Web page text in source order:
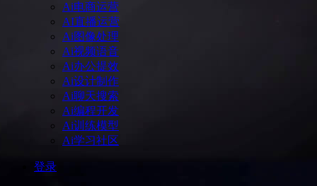
Ai电商运营
AI直播运营
Ai图像处理
Ai视频语音
Ai办公提效
Ai设计制作
Ai聊天搜索
Ai编程开发
Ai训练模型
Ai学习社区
登录